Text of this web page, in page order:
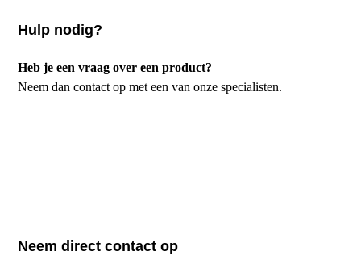
Hulp nodig?
Heb je een vraag over een product?
Neem dan contact op met een van onze specialisten.
Neem direct contact op